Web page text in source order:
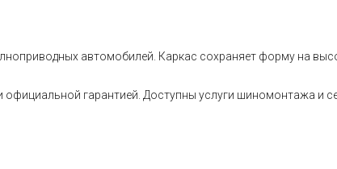
автомобилей. Каркас сохраняет форму на
гарантией. Доступны услуги шиномонтажа и